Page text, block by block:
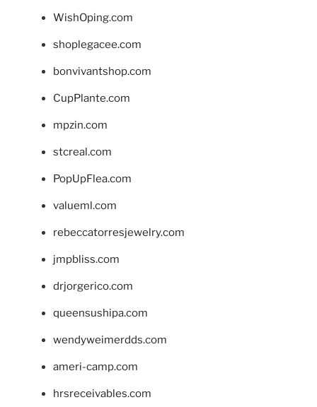
WishOping.com
shoplegacee.com
bonvivantshop.com
CupPlante.com
mpzin.com
stcreal.com
PopUpFlea.com
valueml.com
rebeccatorresjewelry.com
jmpbliss.com
drjorgerico.com
queensushipa.com
wendyweimerdds.com
ameri-camp.com
hrsreceivables.com